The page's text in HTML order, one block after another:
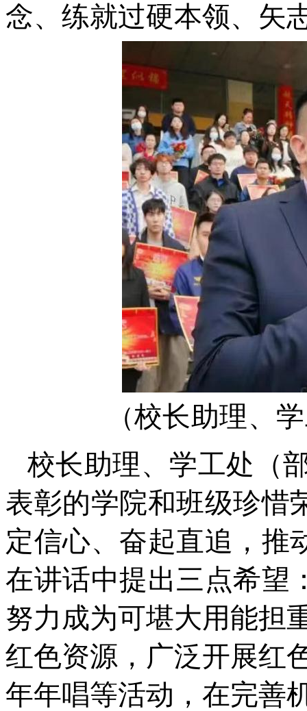
念、练就过硬本领、矢
（校长助理、
校长助理、学工处（
表彰的学院和班级珍惜
定信心、 奋起直追， 推
在讲话中提出三点希望
努力成为可堪大用能担
红色资源，广泛开展红
年年唱等活动， 在完善